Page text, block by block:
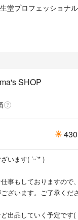
堂プロフェッショナル
SHOP
430
います( ˊᵕˋ* )
事もしておりますので
ざいます。ご了承くださ
出品していく予定です(